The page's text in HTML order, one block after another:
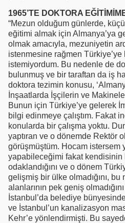
1965’TE DOKTORA
“Mezun olduğum günlerde,
eğitimi almak için Almanya’ya
olmak amacıyla, mezuniyetin
istenmesine rağmen
istemiyordum. Bu nedenle de
bulunmuş ve bir taraftan da iş
doktora tezimin konusu,
İnşaatlarda İşçilerin ve
Bunun için Türkiye’ye gelerek
bilgi edinmeye çalıştım. Fakat
konularda bir çalışma yoktu.
yaptıran ve o dönemde Rektör
görüşmüştüm. Hocam istersem
yapabileceğimi fakat kendisinin
odaklandığını ve o dönem
gelişmiş bir ülke olmadığını, bu
alanlarının pek geniş
İstanbul’da belediye
ve İstanbul’un kanalizasyon
Kehr’e yönlendirmişti. Bu